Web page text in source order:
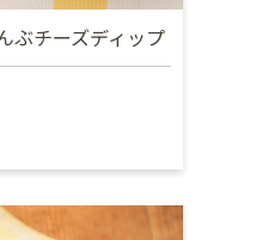
ぶチーズディップ